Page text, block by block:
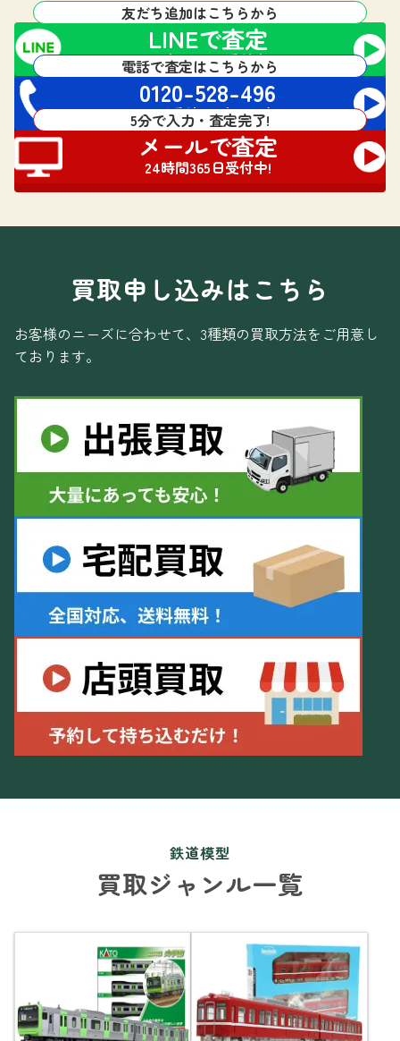
友だち追加はこちらから
LINEで査定
24時間365日受付中!
電話で査定はこちらから
0120-528-496
電話受付 24時間対応
5分で入力・査定完了!
メールで査定
24時間365日受付中!
買取申し込みはこちら
お客様のニーズに合わせて、3種類の買取方法をご用意し
ております。
鉄道模型
買取ジャンル一覧